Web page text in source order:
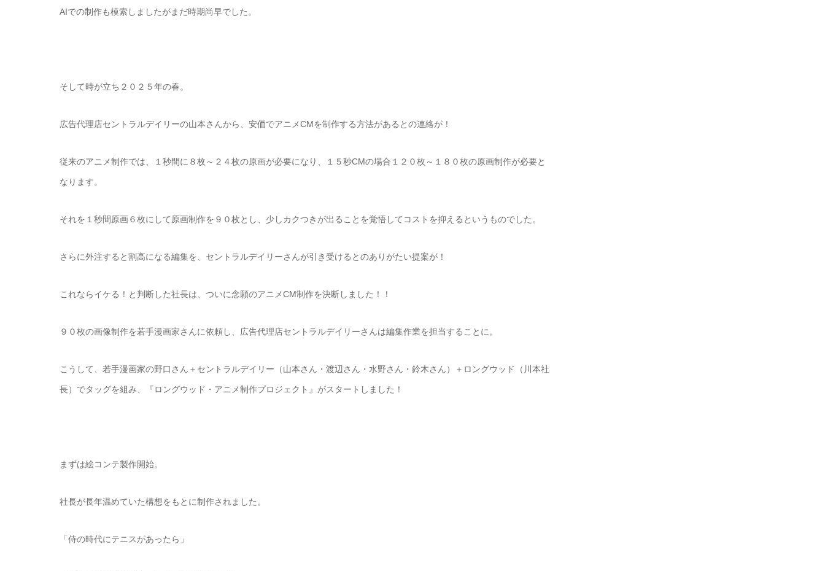
AIでの制作も模索しましたがまだ時期尚早でした。
そして時が立ち２０２５年の春。
広告代理店セントラルデイリーの山本さんから、安価でアニメCMを制作する方法があるとの連絡が！
従来のアニメ制作では、１秒間に８枚～２４枚の原画が必要になり、１５秒CMの場合１２０枚～１８０枚の原画制作が必要と
なります。
それを１秒間原画６枚にして原画制作を９０枚とし、少しカクつきが出ることを覚悟してコストを抑えるというものでした。
さらに外注すると割高になる編集を、セントラルデイリーさんが引き受けるとのありがたい提案が！
これならイケる！と判断した社長は、ついに念願のアニメCM制作を決断しました！！
９０枚の画像制作を若手漫画家さんに依頼し、広告代理店セントラルデイリーさんは編集作業を担当することに。
こうして、若手漫画家の野口さん＋セントラルデイリー（山本さん・渡辺さん・水野さん・鈴木さん）＋ロングウッド（川本社
長）でタッグを組み、『ロングウッド・アニメ制作プロジェクト』がスタートしました！
まずは絵コンテ製作開始。
社長が長年温めていた構想をもとに制作されました。
「侍の時代にテニスがあったら」